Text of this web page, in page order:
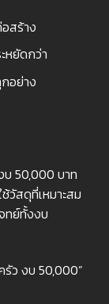
สร้าง
หยัดกว่า
อย่าง
บ 50,000 บาท
วัสดุที่เหมาะสม
ทย์ทั้งงบ
รัว งบ 50,000”